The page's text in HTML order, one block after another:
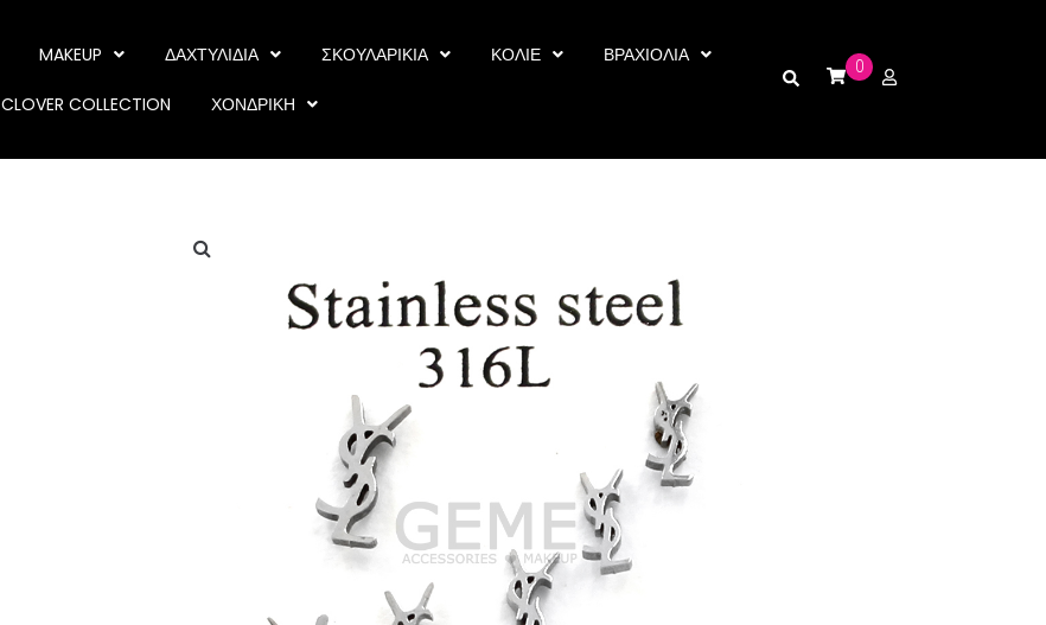
MAKEUP ΔΑΧΤΥΛΙΔΙΑ ΣΚΟΥΛΑΡΙΚΙΑ ΚΟΛΙΕ ΒΡΑΧΙΟΛΙΑ
CLOVER COLLECTION ΧΟΝΔΡΙΚΗ
0